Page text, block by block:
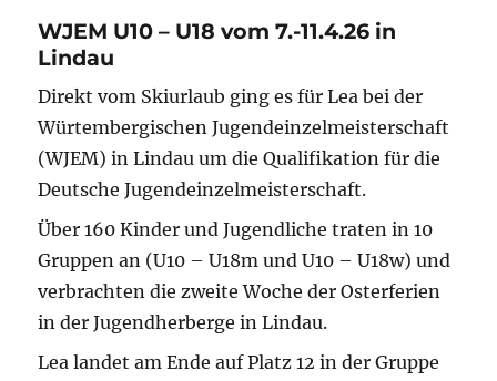
am
Renningen
WJEM U10 – U18 vom 7.-11.4.26 in
Lindau
Direkt vom Skiurlaub ging es für Lea bei der
Würtembergischen Jugendeinzelmeisterschaft
(WJEM) in Lindau um die Qualifikation für die
Deutsche Jugendeinzelmeisterschaft.
Über 160 Kinder und Jugendliche traten in 10
Gruppen an (U10 – U18m und U10 – U18w) und
verbrachten die zweite Woche der Osterferien
in der Jugendherberge in Lindau.
Lea landet am Ende auf Platz 12 in der Gruppe